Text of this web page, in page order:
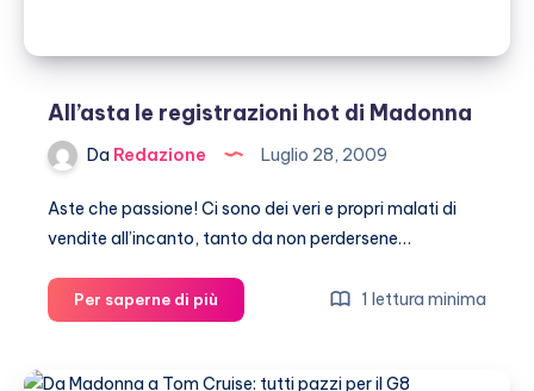
All’asta le registrazioni hot di Madonna
Da Redazione Luglio 28, 2009
Aste che passione! Ci sono dei veri e propri malati di
vendite all’incanto, tanto da non perdersene…
Per saperne di più
le
hot
1 lettura minima